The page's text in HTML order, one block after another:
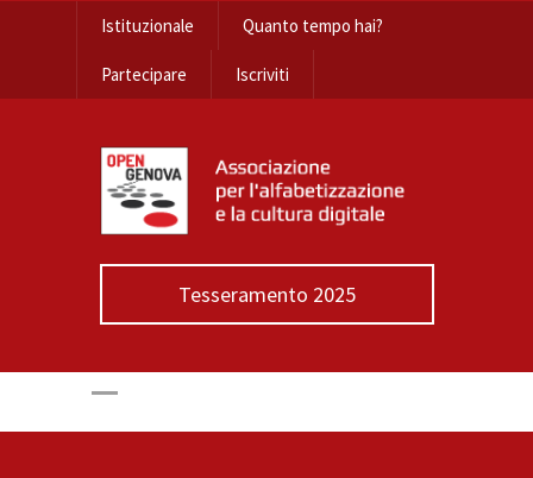
Istituzionale Quanto tempo hai?
Partecipare Iscriviti
Tesseramento 2025